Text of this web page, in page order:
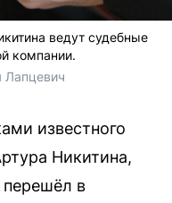
ведут судебные
компании.
Лапцевич
известного
Никитина,
перешёл в